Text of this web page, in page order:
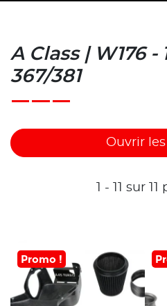
A Class | W176 -
367/381
Ouvrir
1 - 11 sur
Promo !